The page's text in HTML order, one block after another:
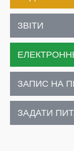
ЗВІТИ
ЗАПИС НА
ЗАДАТИ